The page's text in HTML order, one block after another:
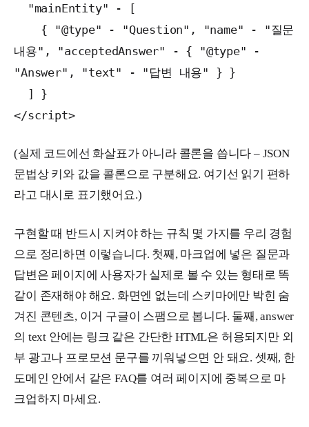
"mainEntity" - [
{ "@type" - "Question", "name" - "질문
내용", "acceptedAnswer" - { "@type" -
"Answer", "text" - "답변 내용" } }
] }
</script>
(실제 코드에선 화살표가 아니라 콜론을 씁니다 – JSON
문법상 키와 값을 콜론으로 구분해요. 여기선 읽기 편하
라고 대시로 표기했어요.)
구현할 때 반드시 지켜야 하는 규칙 몇 가지를 우리 경험
으로 정리하면 이렇습니다. 첫째, 마크업에 넣은 질문과
답변은 페이지에 사용자가 실제로 볼 수 있는 형태로 똑
같이 존재해야 해요. 화면엔 없는데 스키마에만 박힌 숨
겨진 콘텐츠, 이거 구글이 스팸으로 봅니다. 둘째, answer
의 text 안에는 링크 같은 간단한 HTML은 허용되지만 외
부 광고나 프로모션 문구를 끼워넣으면 안 돼요. 셋째, 한
도메인 안에서 같은 FAQ를 여러 페이지에 중복으로 마
크업하지 마세요.